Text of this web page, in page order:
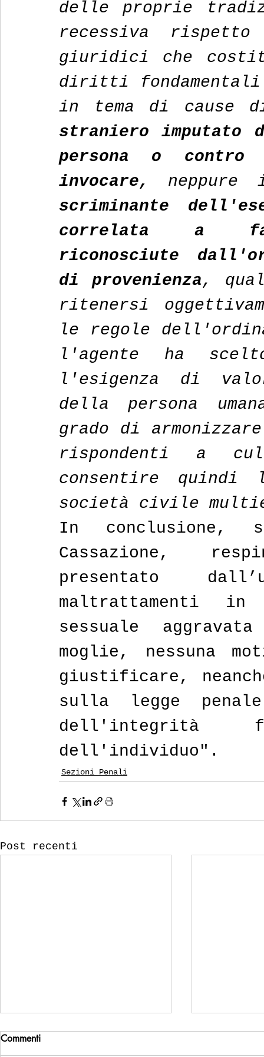
delle proprie
recessiva
giuridici che
diritti
in tema di cause
straniero
persona o
invocare,
neppure
scriminante
correlata a
riconosciute
di provenienza,
ritenersi
le regole
l'agente ha
l'esigenza di
della persona
grado di
rispondenti a
consentire quindi
società civile
In conclusione,
Cassazione,
presentato
maltrattamenti
sessuale
moglie, nessuna
giustificare,
sulla legge
dell'integrità
dell'individuo".
Sezioni Penali
Post recenti
Commenti